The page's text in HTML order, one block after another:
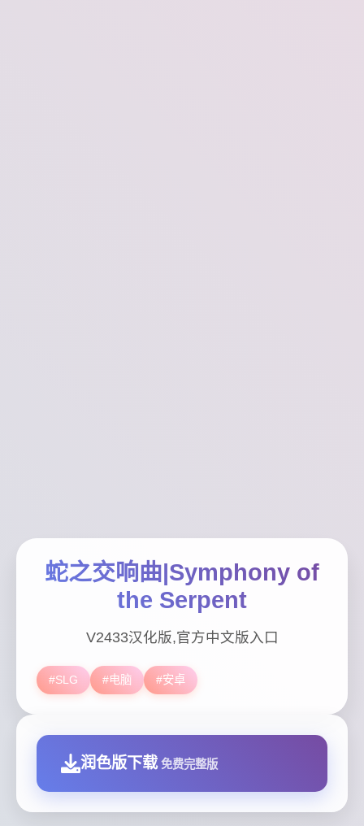
蛇之交响曲|Symphony of
the Serpent
V2433汉化版,官方中文版入口
#SLG #电脑 #安卓
润色版下载 免费完整版